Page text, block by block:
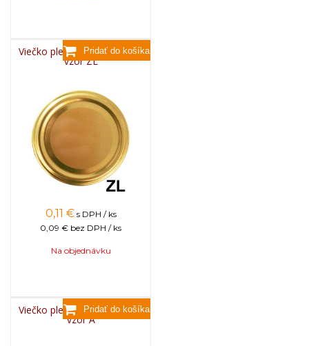
Viečko plechové TWIST 82 -
vzor ZL
0,11 € s DPH / ks
0,09 € bez DPH / ks
Na objednávku
Viečko plechové TWIST 82 -
vzor A